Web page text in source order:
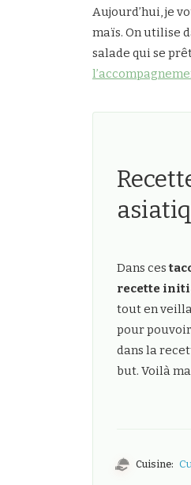
Aujourd’hui, je
maïs. On utilise
salade qui se
Dans ces
recette
tout en
pour
dans la
but. Voilà
Cuisine: